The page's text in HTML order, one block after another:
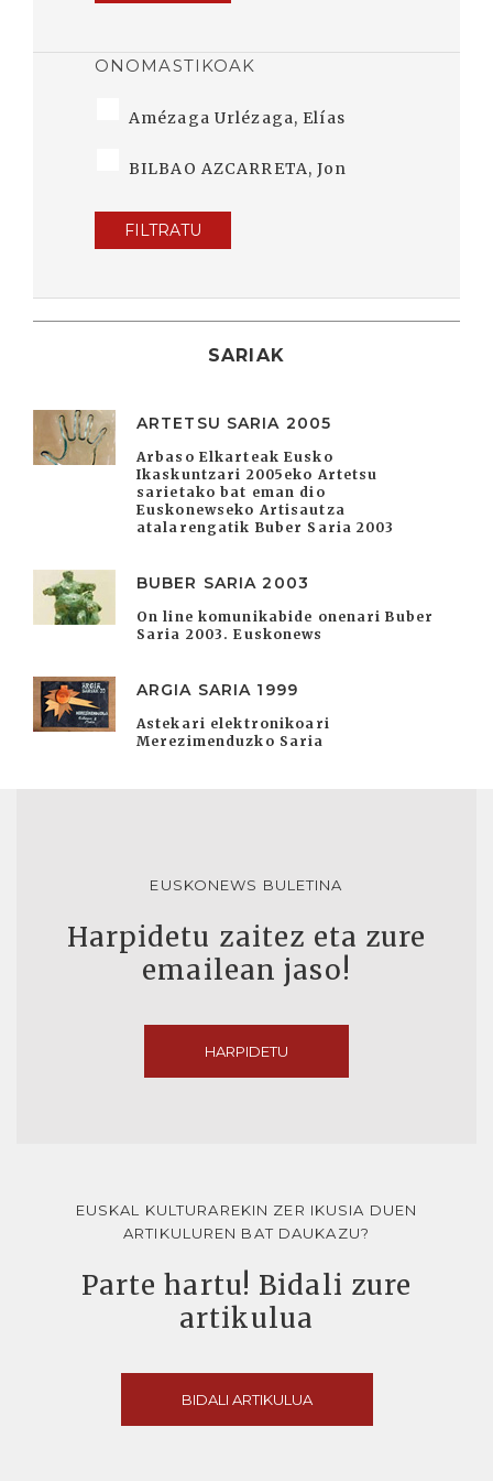
ONOMASTIKOAK
Amézaga Urlézaga, Elías
BILBAO AZCARRETA, Jon
FILTRATU
SARIAK
ARTETSU SARIA 2005
Arbaso Elkarteak Eusko
Ikaskuntzari 2005eko Artetsu
sarietako bat eman dio
Euskonewseko Artisautza
atalarengatik Buber Saria 2003
BUBER SARIA 2003
On line komunikabide onenari Buber
Saria 2003. Euskonews
ARGIA SARIA 1999
Astekari elektronikoari
Merezimenduzko Saria
EUSKONEWS BULETINA
Harpidetu zaitez eta zure
emailean jaso!
HARPIDETU
EUSKAL KULTURAREKIN ZER IKUSIA DUEN
ARTIKULUREN BAT DAUKAZU?
Parte hartu! Bidali zure
artikulua
BIDALI ARTIKULUA